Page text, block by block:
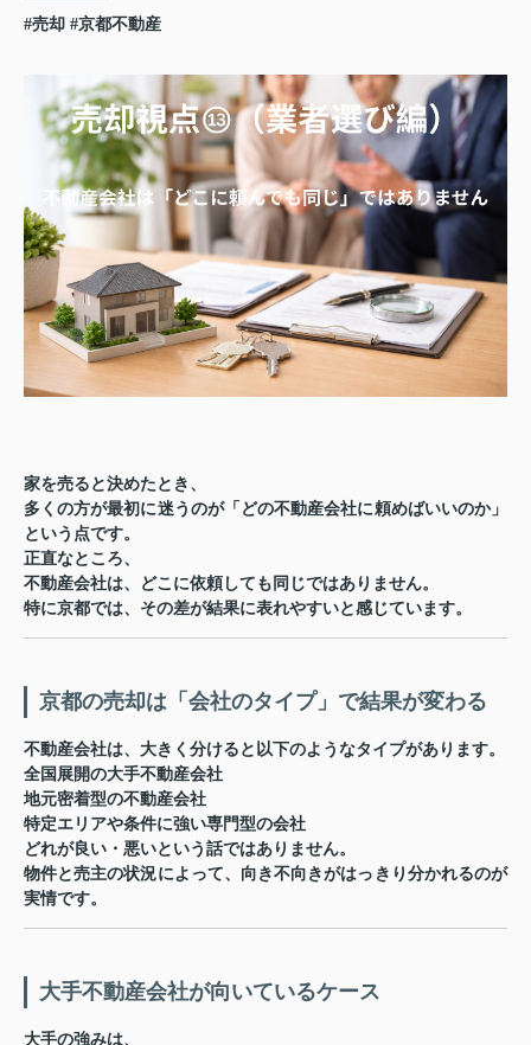
#売却 #京都不動産
家を売ると決めたとき、
多くの方が最初に迷うのが「どの不動産会社に頼めばいいのか」
という点です。
正直なところ、
不動産会社は、どこに依頼しても同じではありません。
特に京都では、その差が結果に表れやすいと感じています。
京都の売却は「会社のタイプ」で結果が変わる
不動産会社は、大きく分けると以下のようなタイプがあります。
全国展開の大手不動産会社
地元密着型の不動産会社
特定エリアや条件に強い専門型の会社
どれが良い・悪いという話ではありません。
物件と売主の状況によって、向き不向きがはっきり分かれるのが
実情です。
大手不動産会社が向いているケース
大手の強みは、